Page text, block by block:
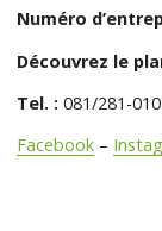
Numéro
Découvrez le
Tel. : 081/281-
Facebook –